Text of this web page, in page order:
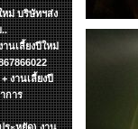
หม่ บริษัทฯส่ง
..
นเลี้ยงปีใหม่
งานเลี้ยงปี
การ